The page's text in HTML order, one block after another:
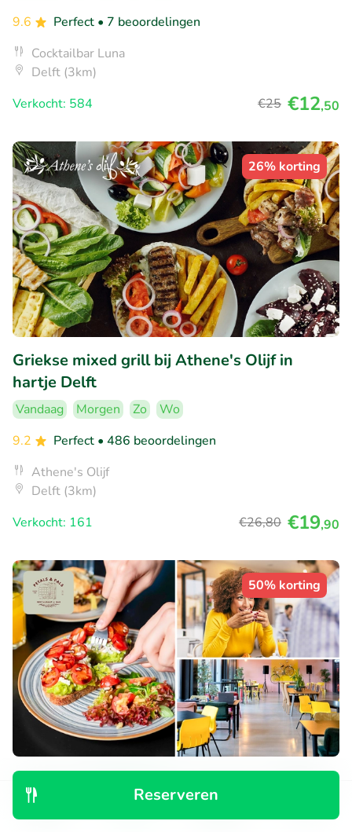
Reserveren
9.6
Perfect • 7 beoordelingen
Cocktailbar Luna
Delft (3km)
Verkocht: 584
€25 €12,50
26% korting
Griekse mixed grill bij Athene's Olijf in
hartje Delft
Vandaag Morgen Zo
Wo
9.2
Perfect • 486 beoordelingen
Athene's Olijf
Delft (3km)
Verkocht: 161
€26,80 €19,90
50% korting
Luxe sandwich naar keuze + verse koffie bij
YOUNG Hotels Restaurant